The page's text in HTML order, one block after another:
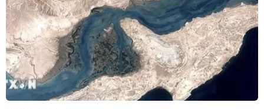
05/08/2026 03:11
Nâng cao nhận thức về vai trò chủ
động, tích cực của Việt Nam trong
ASEAN
04/08/2026 14:09